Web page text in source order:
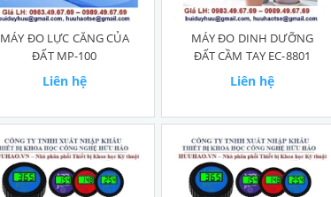
MÁY ĐO LỰC CĂNG CỦA
ĐẤT MP-100
Liên hệ
MÁY ĐO DINH DƯỠNG
ĐẤT CẦM TAY EC-8801
Liên hệ